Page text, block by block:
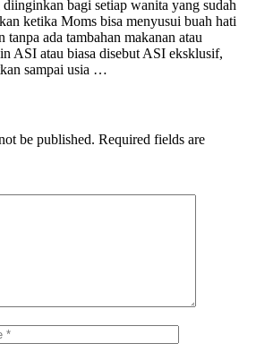
diinginkan bagi setiap wanita yang sudah
ketika Moms bisa menyusui buah hati
tanpa ada tambahan makanan atau
ASI atau biasa disebut ASI eksklusif,
sampai usia …
be published. Required fields are